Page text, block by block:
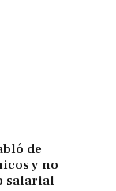
de
y no
salarial